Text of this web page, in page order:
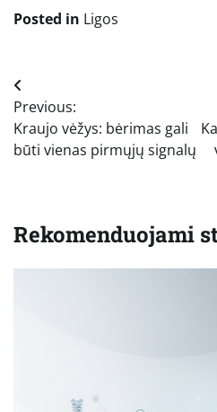
Posted in Ligos
Navigacija
tarp
įrašų
Previous:
Kraujo vėžys: bėrimas gali
būti vienas pirmųjų signalų
Rekomenduojami